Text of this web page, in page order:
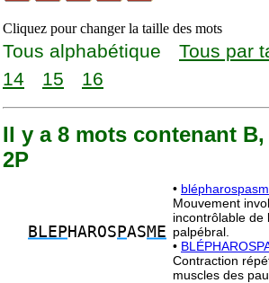
Cliquez pour changer la taille des mots
Tous alphabétique Tous par
14
15 16
Il y a 8 mots contenant B,
2P
BLEP HAROS PASME
•
Mouvement
incontrôlable de
palpébral.
•
Contraction
muscles des